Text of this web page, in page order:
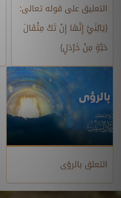
التعليق على قوله تعالى:
{يَابُنَيَّ إِنَّهَا إِنْ تَكُ مِثْقَالَ
حَبَّةٍ مِنْ خَرْدَلٍ}
التعلق بالرؤى